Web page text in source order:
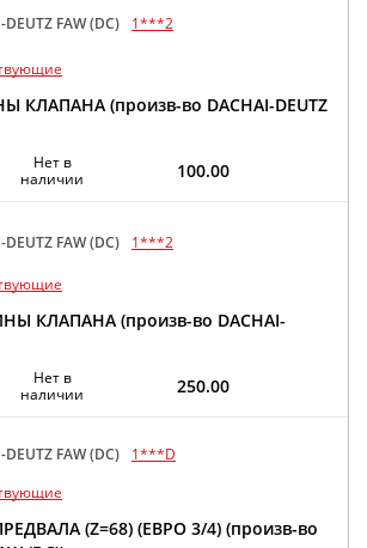
DEUTZ FAW (DC) 1***2
(произв-во DACHAI-DEUTZ
Нет в
наличии
100.00
DEUTZ FAW (DC) 1***2
КЛАПАНА (произв-во DACHAI-
Нет в
наличии
250.00
DEUTZ FAW (DC)
1***D
(Z=68) (ЕВРО 3/4) (произв-во